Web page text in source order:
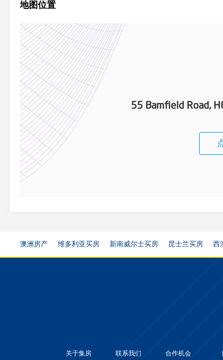
地图位置
55 Bamfield Road,
澳洲房产 维多利亚买房 新南威尔士买房 昆士兰买房 西
关于集房 联系我们 合作机会